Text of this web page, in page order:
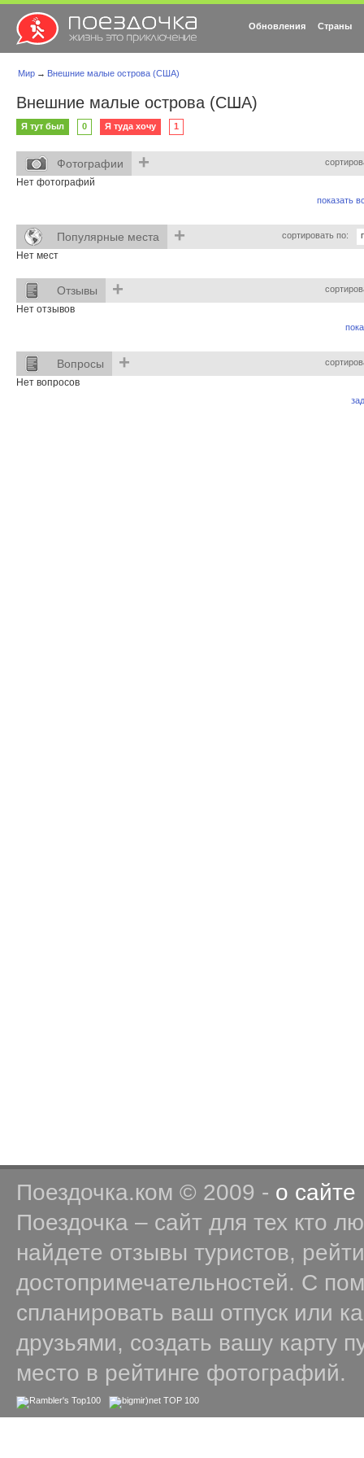
Обновления Страны
Мир → Внешние малые острова (США)
Внешние малые острова (США)
Я тут был 0 Я туда хочу 1
Фотографии +
Нет фотографий
показать
Популярные места + сортировать по:
Нет мест
Отзывы +
Нет отзывов
Вопросы +
Нет вопросов
Поездочка.ком © 2009 - о сайте
Поездочка – сайт для тех кто
найдете отзывы туристов,
достопримечательностей. С
спланировать ваш отпуск или
друзьями, создать вашу карту
место в рейтинге фотографий.